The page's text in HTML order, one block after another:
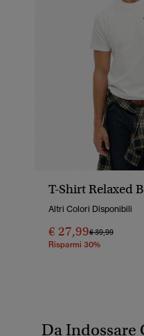
T-Shirt Relaxed
Altri Colori Disponibili
€ 27,99Prezzo Ridotto
€ 39,99A
Risparmi 30%
Da Indossare